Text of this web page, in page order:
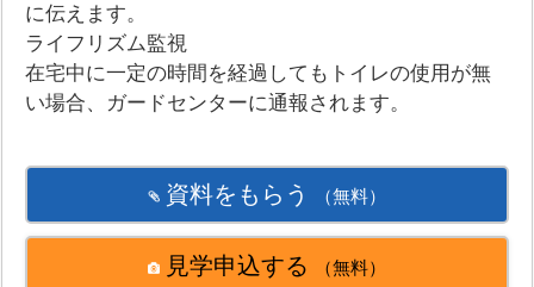
に伝えます。
ライフリズム監視
在宅中に一定の時間を経過してもトイレの使用が無
い場合、ガードセンターに通報されます。
資料をもらう （無料）
見学申込する （無料）